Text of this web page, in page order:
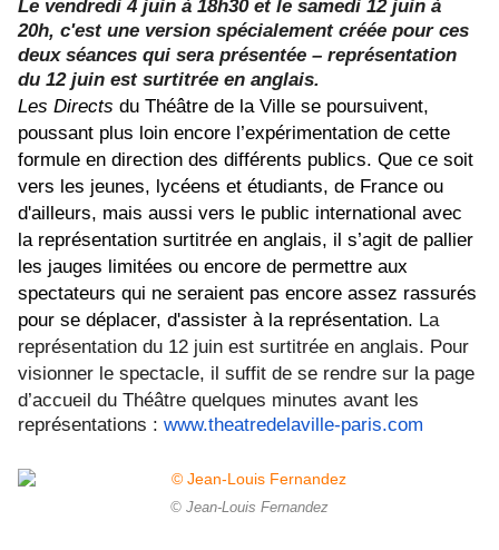
Le vendredi 4 juin à 18h30 et le samedi 12 juin à
20h, c'est une version spécialement créée pour ces
deux séances qui sera présentée – représentation
du 12 juin est surtitrée en anglais.
Les Directs du Théâtre de la Ville se poursuivent,
poussant plus loin encore l’expérimentation de cette
formule en direction des différents publics. Que ce soit
vers les jeunes, lycéens et étudiants, de France ou
d'ailleurs, mais aussi vers le public international avec
la représentation surtitrée en anglais, il s’agit de pallier
les jauges limitées ou encore de permettre aux
spectateurs qui ne seraient pas encore assez rassurés
pour se déplacer, d'assister à la représentation. La
représentation du 12 juin est surtitrée en anglais. Pour
visionner le spectacle, il suffit de se rendre sur la page
d’accueil du Théâtre quelques minutes avant les
représentations : www.theatredelaville-paris.com
© Jean-Louis Fernandez